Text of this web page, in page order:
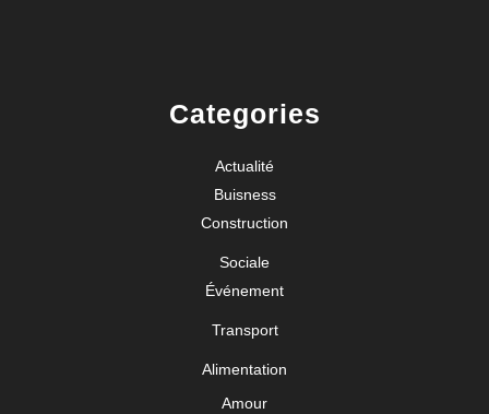
Categories
Actualité
Buisness
Construction
Sociale
Événement
Transport
Alimentation
Amour